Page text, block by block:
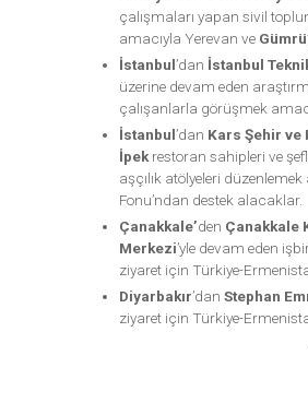
çalışmaları yapan sivil
amacıyla Yerevan ve
İstanbul’dan İstanbul
üzerine devam eden
çalışanlarla görüşmek
İstanbul’dan Kars Şehir ve
İpekrestoran sahipleri ve
aşçılık atölyeleri
Fonu’ndan destek alacaklar.
Çanakkale’den Çanakkale
Merkezi’yle devam eden
ziyaret için Türkiye-
Diyarbakır’dan Stephan
ziyaret için Türkiye-